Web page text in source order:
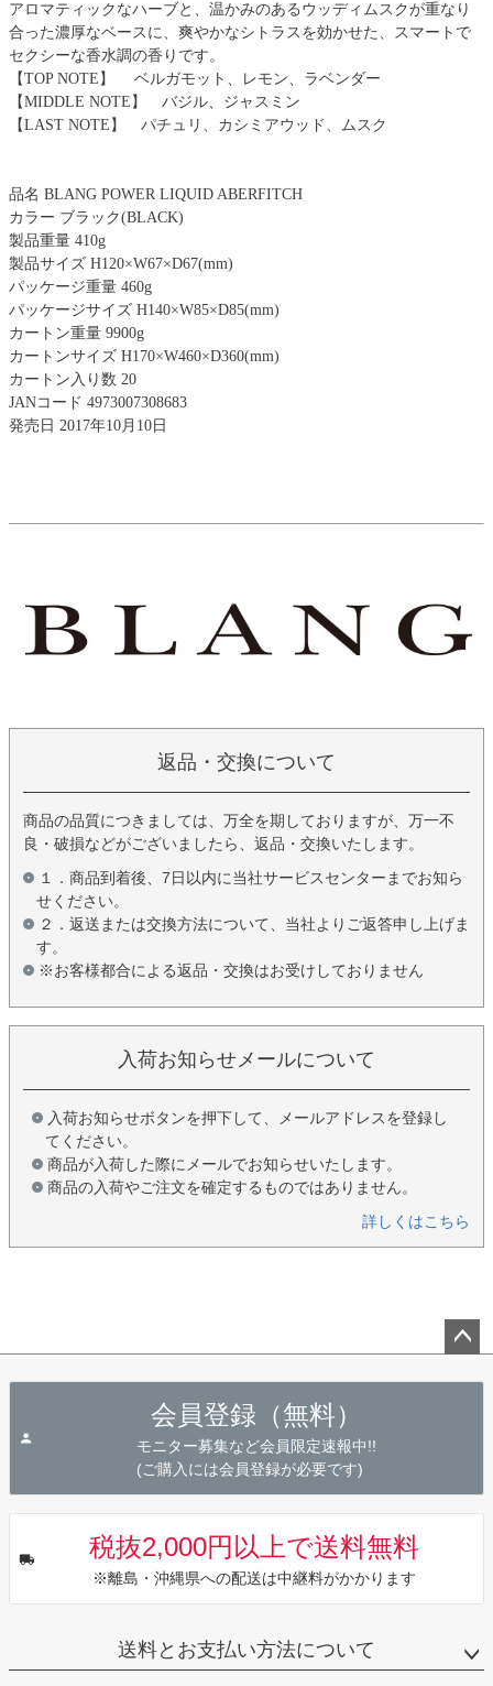
アロマティックなハーブと、温かみのあるウッディムスクが重なり
合った濃厚なベースに、爽やかなシトラスを効かせた、スマートで
セクシーな香水調の香りです。
【TOP NOTE】 ベルガモット、レモン、ラベンダー
【MIDDLE NOTE】 バジル、ジャスミン
【LAST NOTE】 パチュリ、カシミアウッド、ムスク
品名 BLANG POWER LIQUID ABERFITCH
カラー ブラック(BLACK)
製品重量 410g
製品サイズ H120×W67×D67(mm)
パッケージ重量 460g
パッケージサイズ H140×W85×D85(mm)
カートン重量 9900g
カートンサイズ H170×W460×D360(mm)
カートン入り数 20
JANコード 4973007308683
発売日 2017年10月10日
返品・交換について
商品の品質につきましては、万全を期しておりますが、万一不
良・破損などがございましたら、返品・交換いたします。
１．商品到着後、7日以内に当社サービスセンターまでお知ら
せください。
２．返送または交換方法について、当社よりご返答申し上げま
す。
※お客様都合による返品・交換はお受けしておりません
入荷お知らせメールについて
入荷お知らせボタンを押下して、メールアドレスを登録し
てください。
商品が入荷した際にメールでお知らせいたします。
商品の入荷やご注文を確定するものではありません。
詳しくはこちら
会員登録（無料）
モニター募集など会員限定速報中!!
(ご購入には会員登録が必要です)
税抜2,000円以上で送料無料
※離島・沖縄県への配送は中継料がかかります
送料とお支払い方法について